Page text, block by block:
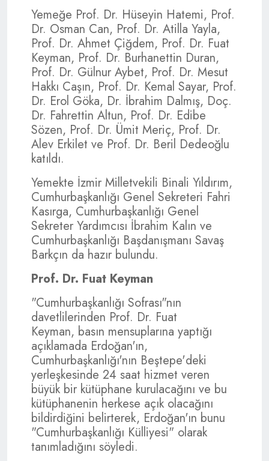
Yemeğe Prof. Dr. Hüseyin Hatemi, Prof.
Dr. Osman Can, Prof. Dr. Atilla Yayla,
Prof. Dr. Ahmet Çiğdem, Prof. Dr. Fuat
Keyman, Prof. Dr. Burhanettin Duran,
Prof. Dr. Gülnur Aybet, Prof. Dr. Mesut
Hakkı Caşın, Prof. Dr. Kemal Sayar, Prof.
Dr. Erol Göka, Dr. İbrahim Dalmış, Doç.
Dr. Fahrettin Altun, Prof. Dr. Edibe
Sözen, Prof. Dr. Ümit Meriç, Prof. Dr.
Alev Erkilet ve Prof. Dr. Beril Dedeoğlu
katıldı.
Yemekte İzmir Milletvekili Binali Yıldırım,
Cumhurbaşkanlığı Genel Sekreteri Fahri
Kasırga, Cumhurbaşkanlığı Genel
Sekreter Yardımcısı İbrahim Kalın ve
Cumhurbaşkanlığı Başdanışmanı Savaş
Barkçın da hazır bulundu.
Prof. Dr. Fuat Keyman
"Cumhurbaşkanlığı Sofrası"nın
davetlilerinden Prof. Dr. Fuat
Keyman, basın mensuplarına yaptığı
açıklamada Erdoğan'ın,
Cumhurbaşkanlığı'nın Beştepe'deki
yerleşkesinde 24 saat hizmet veren
büyük bir kütüphane kurulacağını ve bu
kütüphanenin herkese açık olacağını
bildirdiğini belirterek, Erdoğan'ın bunu
"Cumhurbaşkanlığı Külliyesi" olarak
tanımladığını söyledi.